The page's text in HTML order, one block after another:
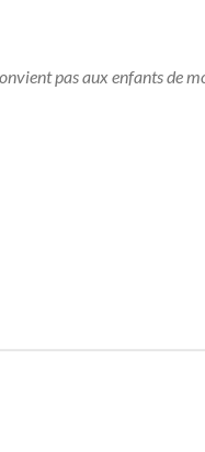
pas aux enfants de